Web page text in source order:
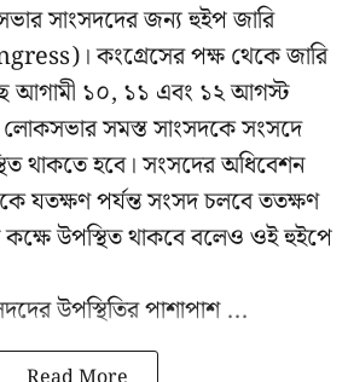
সাংসদদের জন্য হুইপ জারি
কংগ্রেসের পক্ষ থেকে জারি
আগামী ১০, ১১ এবং ১২ আগস্ট
সমস্ত সাংসদকে সংসদে
থাকতে হবে। সংসদের অধিবেশন
যতক্ষণ পর্যন্ত সংসদ চলবে ততক্ষণ
উপস্থিত থাকবে বলেও ওই হুইপে
উপস্থিতির পাশাপাশ ...